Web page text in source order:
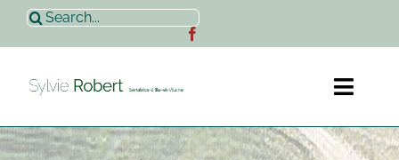
Passer
contenu
Rechercher:
Accueil